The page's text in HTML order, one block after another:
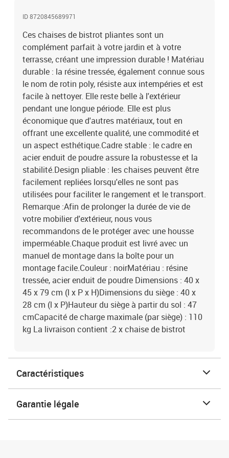
ID 8720845689971
Ces chaises de bistrot pliantes sont un
complément parfait à votre jardin et à votre
terrasse, créant une impression durable ! Matériau
durable : la résine tressée, également connue sous
le nom de rotin poly, résiste aux intempéries et est
facile à nettoyer. Elle reste belle à l'extérieur
pendant une longue période. Elle est plus
économique que d'autres matériaux, tout en
offrant une excellente qualité, une commodité et
un aspect esthétique.Cadre stable : le cadre en
acier enduit de poudre assure la robustesse et la
stabilité.Design pliable : les chaises peuvent être
facilement repliées lorsqu'elles ne sont pas
utilisées pour faciliter le rangement et le transport.
Remarque :Afin de prolonger la durée de vie de
votre mobilier d'extérieur, nous vous
recommandons de le protéger avec une housse
imperméable.Chaque produit est livré avec un
manuel de montage dans la boîte pour un
montage facile.Couleur : noirMatériau : résine
tressée, acier enduit de poudre Dimensions : 40 x
45 x 79 cm (l x P x H)Dimensions du siège : 40 x
28 cm (l x P)Hauteur du siège à partir du sol : 47
cmCapacité de charge maximale (par siège) : 110
kg La livraison contient :2 x chaise de bistrot
Caractéristiques
Garantie légale